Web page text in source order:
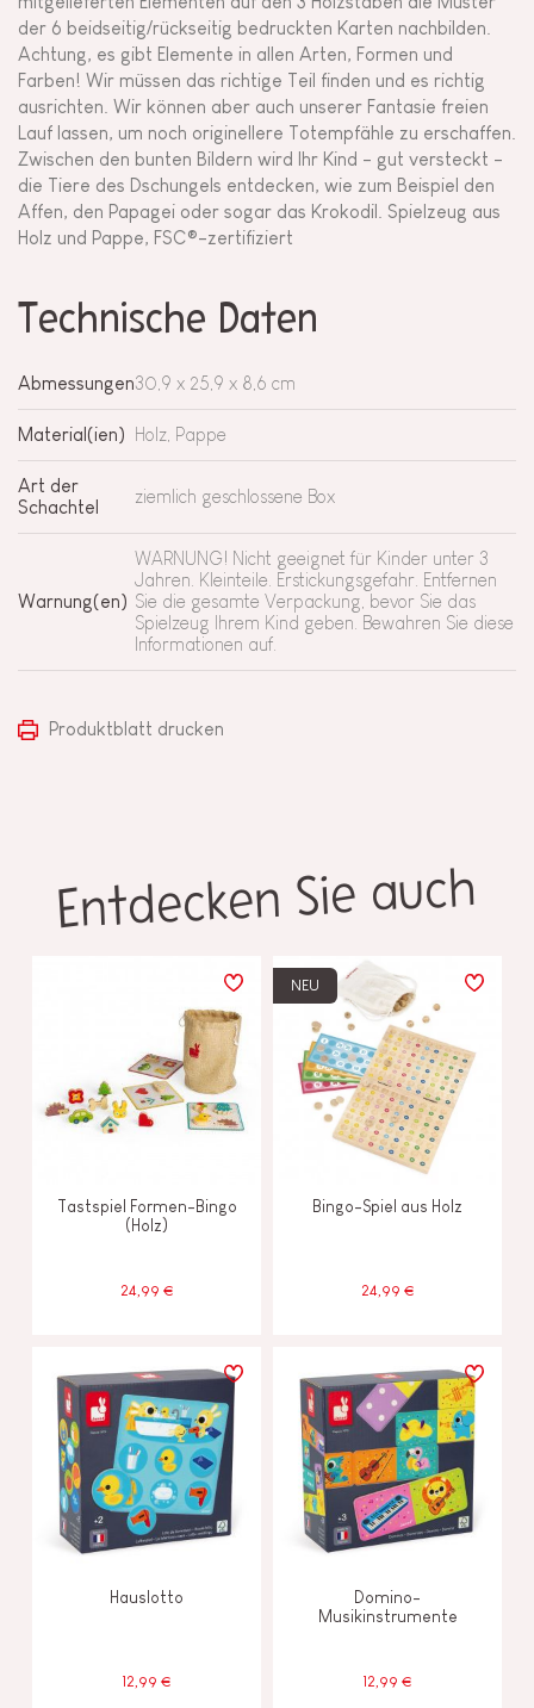
der 6 beidseitig/rückseitig bedruckten Karten nachbilden.
Achtung, es gibt Elemente in allen Arten, Formen und
Farben! Wir müssen das richtige Teil finden und es richtig
ausrichten. Wir können aber auch unserer Fantasie freien
Lauf lassen, um noch originellere Totempfähle zu erschaffen.
Zwischen den bunten Bildern wird Ihr Kind - gut versteckt -
die Tiere des Dschungels entdecken, wie zum Beispiel den
Affen, den Papagei oder sogar das Krokodil. Spielzeug aus
Holz und Pappe, FSC®-zertifiziert
Technische Daten
Abmessungen30,9 x 25,9 x 8,6 cm
Material(ien) Holz, Pappe
Art der
Schachtel
ziemlich geschlossene Box
Warnung(en)
WARNUNG! Nicht geeignet für Kinder unter 3
Jahren. Kleinteile. Erstickungsgefahr. Entfernen
Sie die gesamte Verpackung, bevor Sie das
Spielzeug Ihrem Kind geben. Bewahren Sie diese
Informationen auf.
Produktblatt drucken
Entdecken Sie auch
Tastspiel Formen-Bingo
(Holz)
24,99 €
NEU
Bingo-Spiel aus Holz
24,99 €
Hauslotto
12,99 €
Domino-
Musikinstrumente
12,99 €